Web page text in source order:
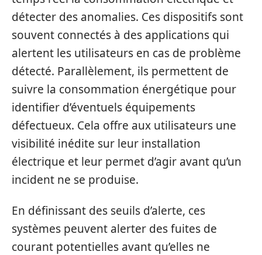
détecter des anomalies. Ces dispositifs sont
souvent connectés à des applications qui
alertent les utilisateurs en cas de problème
détecté. Parallèlement, ils permettent de
suivre la consommation énergétique pour
identifier d’éventuels équipements
défectueux. Cela offre aux utilisateurs une
visibilité inédite sur leur installation
électrique et leur permet d’agir avant qu’un
incident ne se produise.
En définissant des seuils d’alerte, ces
systèmes peuvent alerter des fuites de
courant potentielles avant qu’elles ne